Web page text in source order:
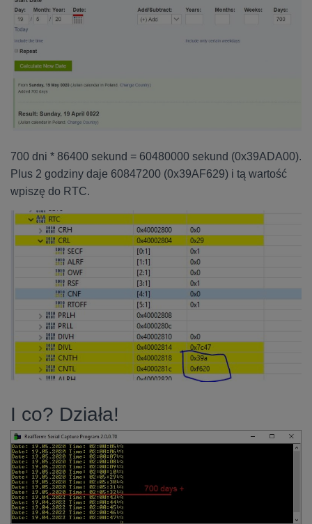
700 dni * 86400 sekund = 60480000 sekund (0x39ADA00).
Plus 2 godziny daje 60847200 (0x39AF629) i tą wartość
wpiszę do RTC.
I co? Działa!